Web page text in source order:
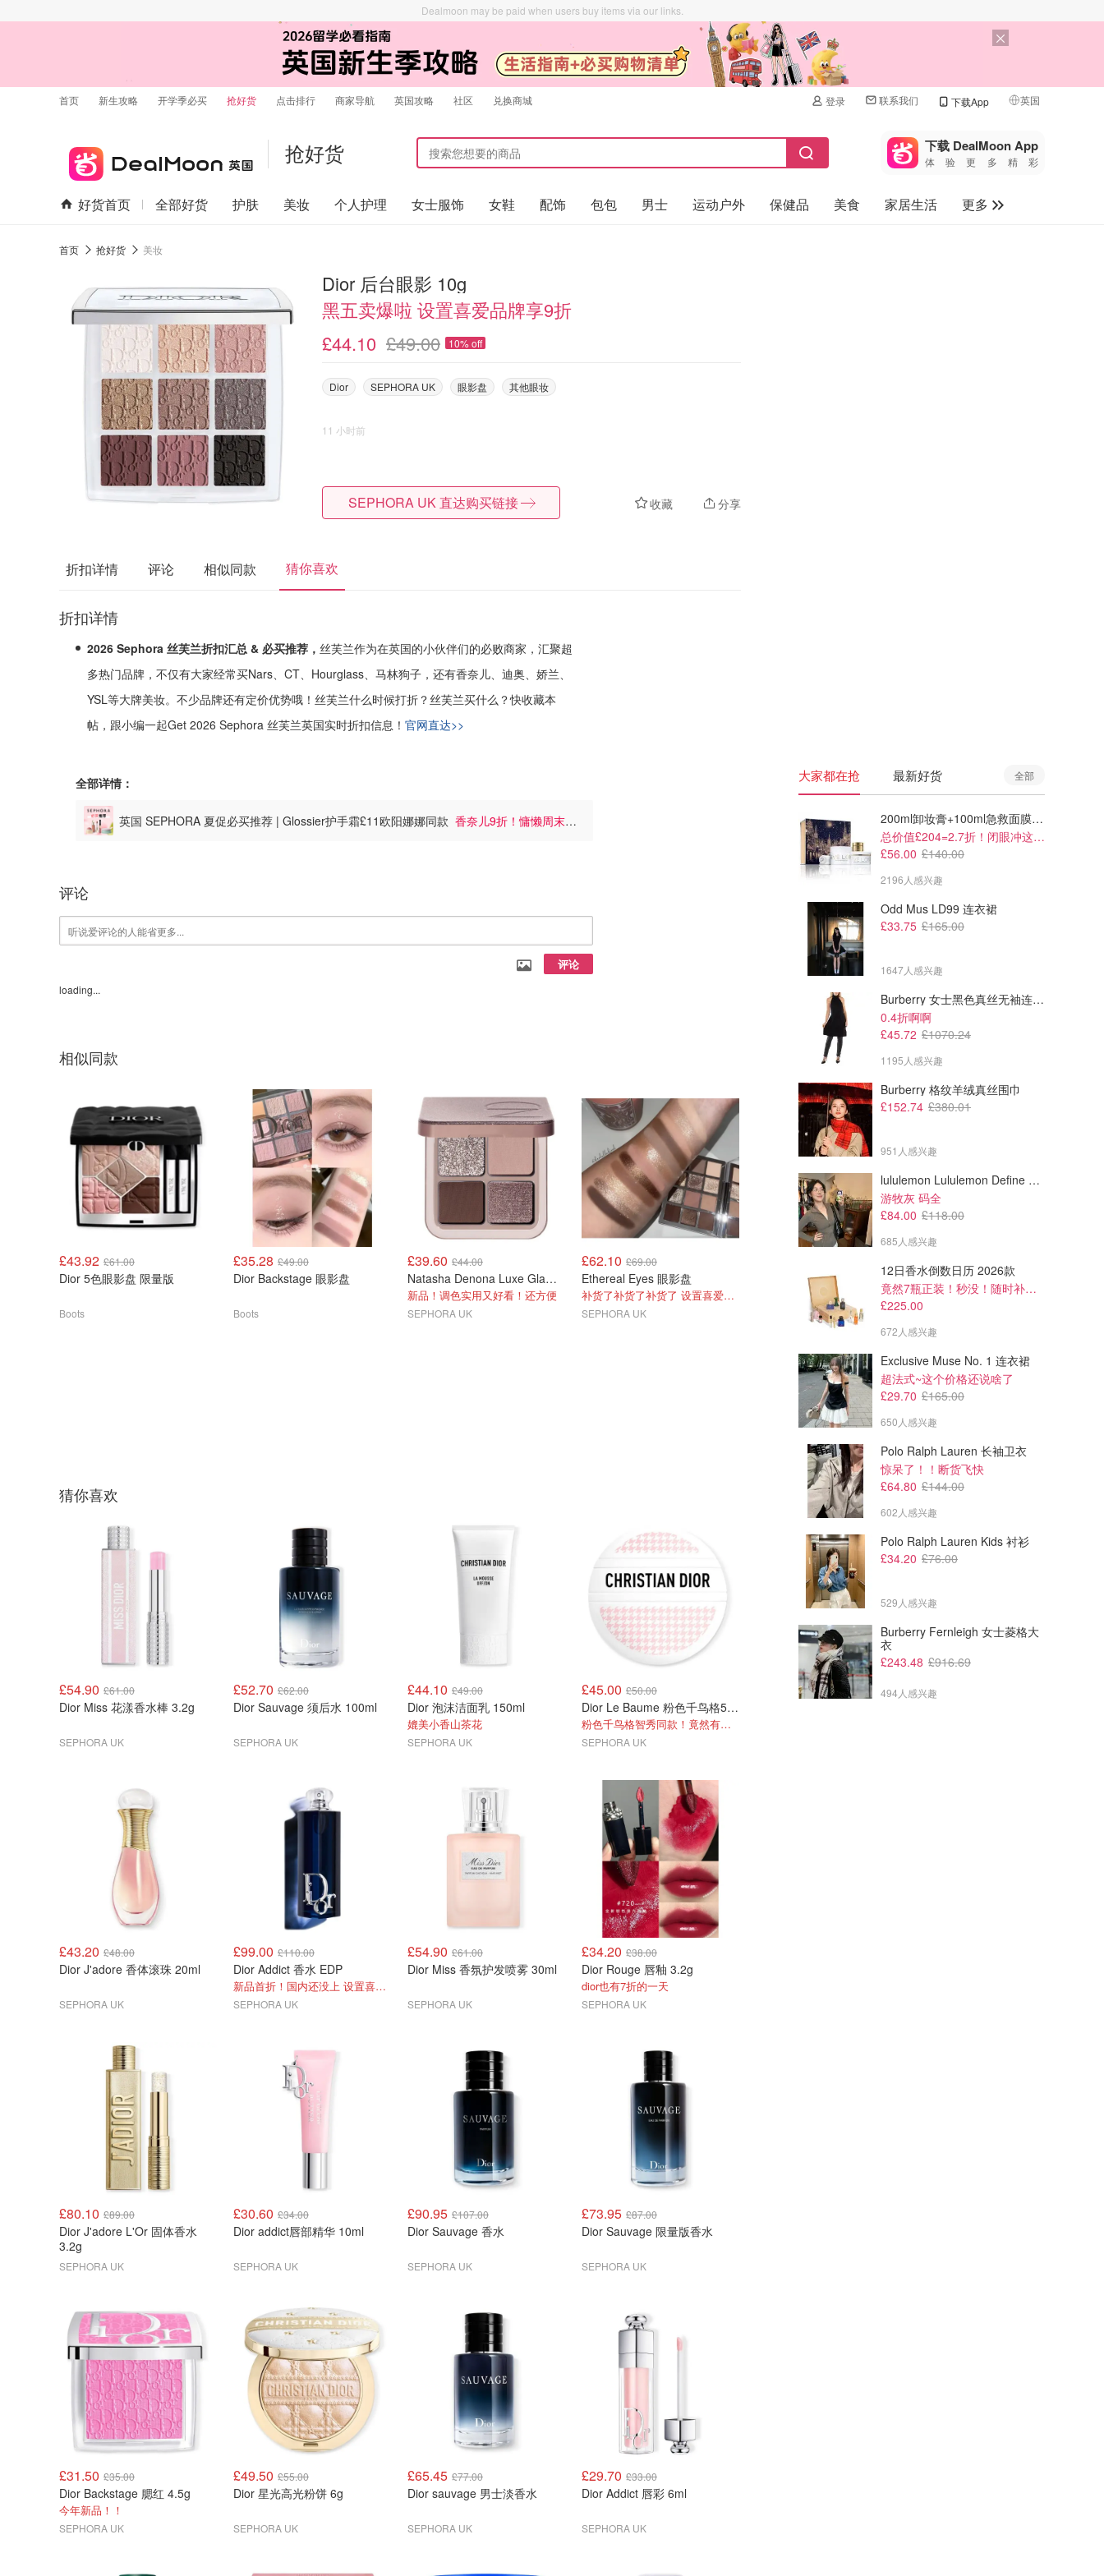
Dealmoon may be paid when users buy items via our links.
首页 新生攻略 开学季必买 抢好货 点击排行 商家导航 英国攻略 社区 兑换商城 登录 联系我们 下载App 英国
🇺🇸
🇨🇳 中国
🇨🇦加拿大
抢好货 下载 DealMoon App
体验更多精彩
好货首页 全部好货 护肤 美妆 个人护理 女士服饰 女鞋 配饰 包包 男士 运动户外 保健品 美食 家居生活
更多
首页 抢好货 美妆
Dior 后台眼影 10g
黑五卖爆啦 设置喜爱品牌享9折
£44.10 £49.00 10% off
Dior SEPHORA UK 眼影盘 其他眼妆
11 小时前
收藏 分享
SEPHORA UK 直达购买链接
折扣详情 评论 相似同款 猜你喜欢
折扣详情
2026 Sephora 丝芙兰折扣汇总 & 必买推荐， 丝芙兰作为在英国的小伙伴们的必败商家，汇聚超
多热门品牌，不仅有大家经常买Nars、CT、Hourglass、马林狗子，还有香奈儿、迪奥、娇兰、
YSL等大牌美妆。不少品牌还有定价优势哦！丝芙兰什么时候打折？丝芙兰买什么？快收藏本
帖，跟小编一起Get 2026 Sephora 丝芙兰英国实时折扣信息！ 官网直达>>
全部详情：
英国 SEPHORA 夏促必买推荐 | Glossier护手霜£11欧阳娜娜同款 香奈儿9折！慵懒周末
评论
评论
loading...
相似同款
£43.92 £61.00
Dior 5色眼影盘 限量版
Boots
£35.28 £49.00
Dior Backstage 眼影盘
Boots
£39.60 £44.00
Natasha Denona Luxe Glam 便携版
新品！调色实用又好看！还方便
SEPHORA UK
£62.10 £69.00
Ethereal Eyes 眼影盘
补货了补货了补货了 设置喜爱品牌9折
SEPHORA UK
Tom Ford #47 虎瞳 8g
SEPHORA UK
it COSMETICS Bye Bye 眼部
遮瑕膏 抗衰老
猜你喜欢
£54.90 £61.00
Dior Miss 花漾香水棒 3.2g
SEPHORA UK
£52.70 £62.00
Dior Sauvage 须后水 100ml
SEPHORA UK
£44.10 £49.00
Dior 泡沫洁面乳 150ml
媲美小香山茶花
SEPHORA UK
£45.00 £50.00
Dior Le Baume 粉色千鸟格50ml
粉色千鸟格智秀同款！竟然有折！
SEPHORA UK
£43.20 £48.00
Dior J'adore 香体滚珠 20ml
SEPHORA UK
£99.00 £110.00
Dior Addict 香水 EDP
新品首折！国内还没上 设置喜爱额外9折
SEPHORA UK
£54.90 £61.00
Dior Miss 香氛护发喷雾 30ml
SEPHORA UK
£34.20 £38.00
Dior Rouge 唇釉 3.2g
dior也有7折的一天
SEPHORA UK
£80.10 £89.00
Dior J'adore L'Or 固体香水
3.2g
SEPHORA UK
£30.60 £34.00
Dior addict唇部精华 10ml
SEPHORA UK
£90.95 £107.00
Dior Sauvage 香水
SEPHORA UK
£73.95 £87.00
Dior Sauvage 限量版香水
SEPHORA UK
£31.50 £35.00
Dior Backstage 腮红 4.5g
今年新品！！
SEPHORA UK
£49.50 £55.00
Dior 星光高光粉饼 6g
SEPHORA UK
£65.45 £77.00
Dior sauvage 男士淡香水
SEPHORA UK
£29.70 £33.00
Dior Addict 唇彩 6ml
SEPHORA UK
大家都在抢 最新好货 全部
200ml卸妆膏+100ml急救面膜+面霜+洁颜布
总价值£204=2.7折！闭眼冲这套！
£56.00 £140.00
2196人感兴趣
Odd Mus LD99 连衣裙
£33.75 £165.00
1647人感兴趣
Burberry 女士黑色真丝无袖连衣裙
0.4折啊啊
£45.72 £1070.24
1195人感兴趣
Burberry 格纹羊绒真丝围巾
£152.74 £380.01
951人感兴趣
lululemon Lululemon Define Cropped Nulu 短夹克
游牧灰 码全
£84.00 £118.00
685人感兴趣
12日香水倒数日历 2026款
竟然7瓶正装！秒没！随时补货蹲！！！
£225.00
672人感兴趣
Exclusive Muse No. 1 连衣裙
超法式~这个价格还说啥了
£29.70 £165.00
650人感兴趣
Polo Ralph Lauren 长袖卫衣
惊呆了！！断货飞快
£64.80 £144.00
602人感兴趣
Polo Ralph Lauren Kids 衬衫
£34.20 £76.00
529人感兴趣
Burberry Fernleigh 女士菱格大
衣
£243.48 £916.69
494人感兴趣